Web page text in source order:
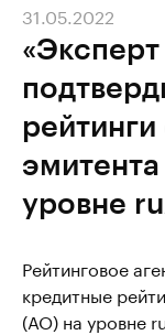
уровне
31.05.2022
Рейтинговое
кредитные
(АО) на уровне